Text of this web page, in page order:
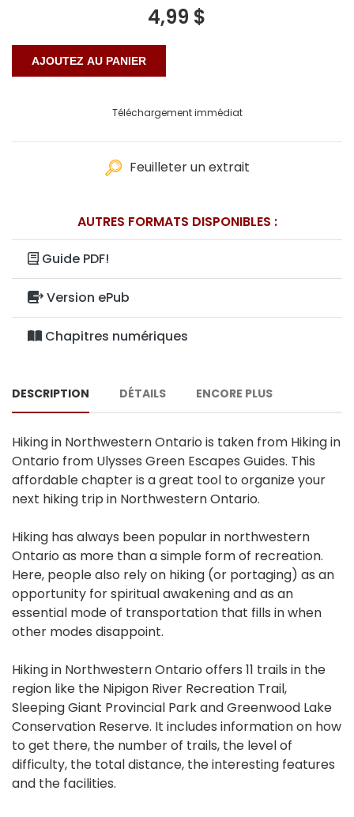
4,99 $
Téléchargement immédiat
Feuilleter un extrait
AUTRES FORMATS DISPONIBLES :
Guide PDF!
Version ePub
Chapitres numériques
DESCRIPTION DÉTAILS ENCORE PLUS
Hiking in Northwestern Ontario is taken from Hiking in
Ontario from Ulysses Green Escapes Guides. This
affordable chapter is a great tool to organize your
next hiking trip in Northwestern Ontario.
Hiking has always been popular in northwestern
Ontario as more than a simple form of recreation.
Here, people also rely on hiking (or portaging) as an
opportunity for spiritual awakening and as an
essential mode of transportation that fills in when
other modes disappoint.
Hiking in Northwestern Ontario offers 11 trails in the
region like the Nipigon River Recreation Trail,
Sleeping Giant Provincial Park and Greenwood Lake
Conservation Reserve. It includes information on how
to get there, the number of trails, the level of
difficulty, the total distance, the interesting features
and the facilities.